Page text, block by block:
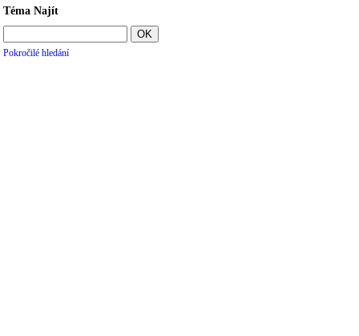
Téma Najít
Pokročilé hledání